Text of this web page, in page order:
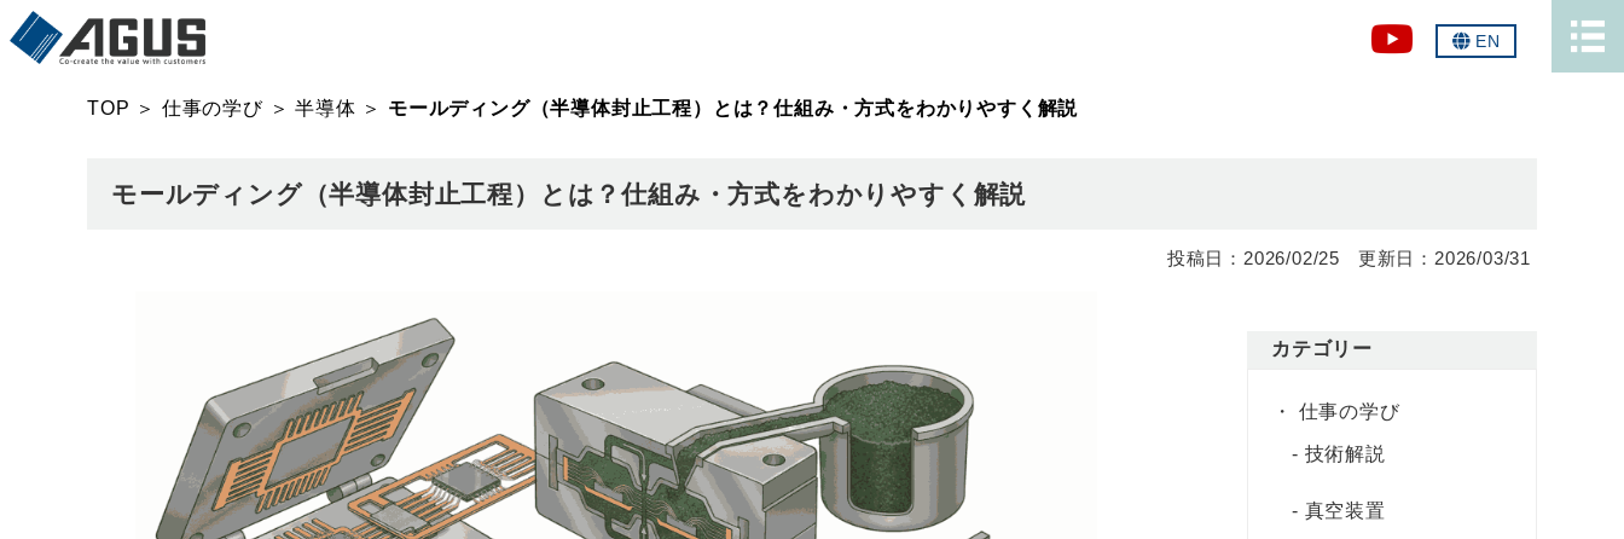
EN
TOP ＞ 仕事の学び＞半導体 ＞ モールディング（半導体封止工程）とは？仕組み・方式をわかりやすく解説
モールディング（半導体封止工程）とは？仕組み・方式をわかりやすく解説
2026/02/25 2026/03/31
カテゴリー
仕事の学び
技術解説
真空装置